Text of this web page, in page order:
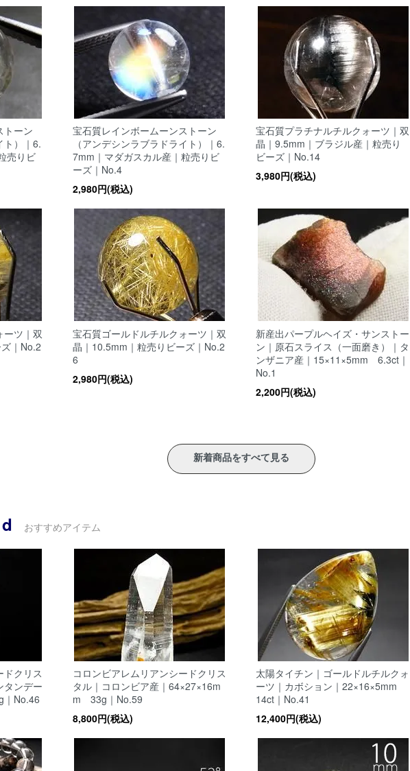
トーン
ト）｜6.
売りビ
宝石質レインボームーンストーン
（アンデシンラブラドライト）｜6.
7mm｜マダガスカル産｜粒売りビ
ーズ｜No.4
2,980円(税込)
宝石質プラチナルチルクォーツ｜双
晶｜9.5mm｜ブラジル産｜粒売り
ビーズ｜No.14
3,980円(税込)
ーツ｜双
｜No.2
宝石質ゴールドルチルクォーツ｜双
晶｜10.5mm｜粒売りビーズ｜No.2
6
2,980円(税込)
新産出パープルヘイズ・サンストー
ン｜原石スライス（一面磨き）｜タ
ンザニア産｜15×11×5mm 6.3ct｜
No.1
2,200円(税込)
新着商品をすべて見る
おすすめアイテム
ドクリス
タンデー
No.46
コロンビアレムリアンシードクリス
タル｜コロンビア産｜64×27×16m
m 33g｜No.59
8,800円(税込)
太陽タイチン｜ゴールドルチルクォ
ーツ｜カボション｜22×16×5mm
14ct｜No.41
12,400円(税込)